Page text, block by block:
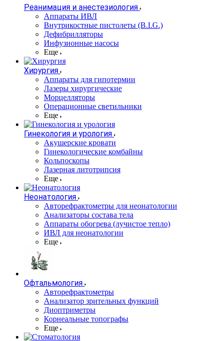
Реанимация и анестезиология
Аппараты ИВЛ
Внутрикостные пистолеты (B.I.G.)
Дефибрилляторы
Инфузионные насосы
Еще
Хирургия
Аппараты для гипотермии
Лазеры хирургические
Морцелляторы
Операционные светильники
Еще
Гинекология и урология
Акушерские кровати
Гинекологические комбайны
Кольпоскопы
Лазерная литотрипсия
Еще
Неонатология
Авторефрактометры для неонатологии
Анализаторы состава тела
Аппараты обогрева (лучистое тепло)
ИВЛ для неонатологии
Еще
Офтальмология
Авторефрактометры
Анализатор зрительных функций
Диоптриметры
Корнеальные топографы
Еще